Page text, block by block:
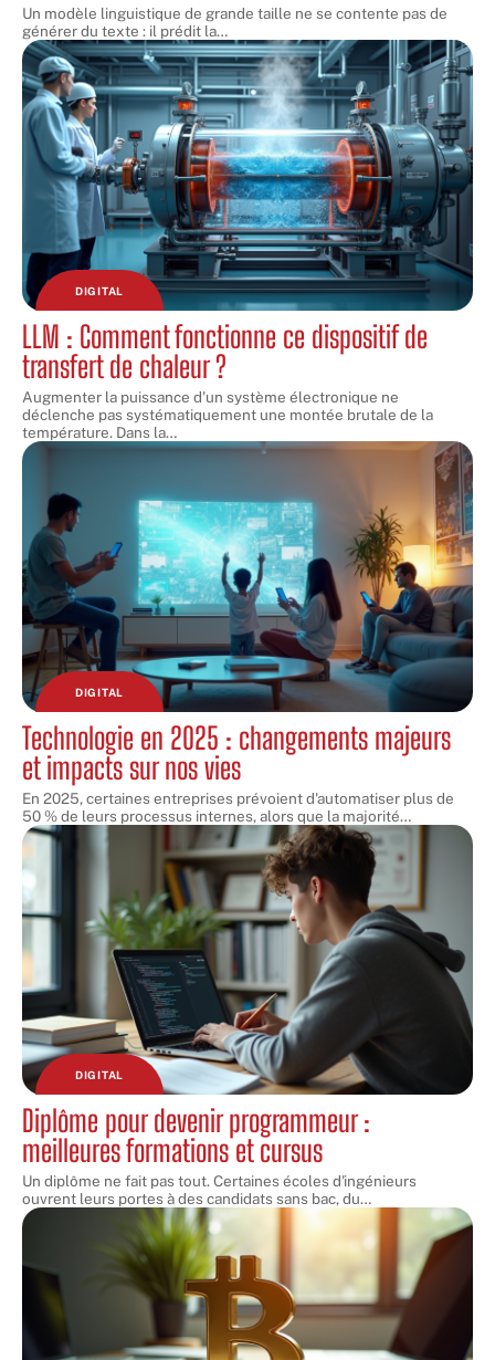
Un modèle linguistique de grande taille ne se contente pas de
générer du texte : il prédit la…
DIGITAL
LLM : Comment fonctionne ce dispositif de
transfert de chaleur ?
Augmenter la puissance d'un système électronique ne
déclenche pas systématiquement une montée brutale de la
température. Dans la…
DIGITAL
Technologie en 2025 : changements majeurs
et impacts sur nos vies
En 2025, certaines entreprises prévoient d'automatiser plus de
50 % de leurs processus internes, alors que la majorité…
DIGITAL
Diplôme pour devenir programmeur :
meilleures formations et cursus
Un diplôme ne fait pas tout. Certaines écoles d'ingénieurs
ouvrent leurs portes à des candidats sans bac, du…